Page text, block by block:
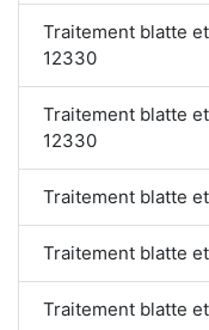
Traitement blatte
12330
Traitement blatte
12330
Traitement blatte
Traitement blatte
Traitement blatte